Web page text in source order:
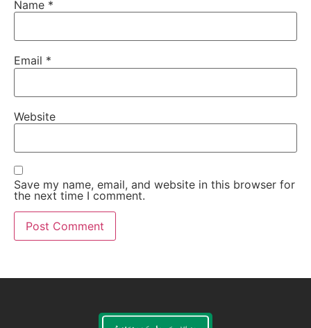
Name *
Email *
Website
Save my name, email, and website in this browser for
the next time I comment.